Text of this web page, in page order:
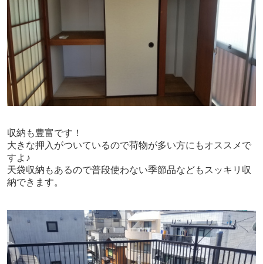
収納も豊富です！
大きな押入がついているので荷物が多い方にもオススメで
すよ♪
天袋収納もあるので普段使わない季節品などもスッキリ収
納できます。